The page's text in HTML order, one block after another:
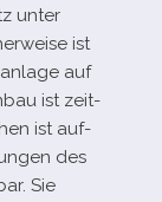
unter
ist
auf
ist zeit­
ist auf­
des
Sie